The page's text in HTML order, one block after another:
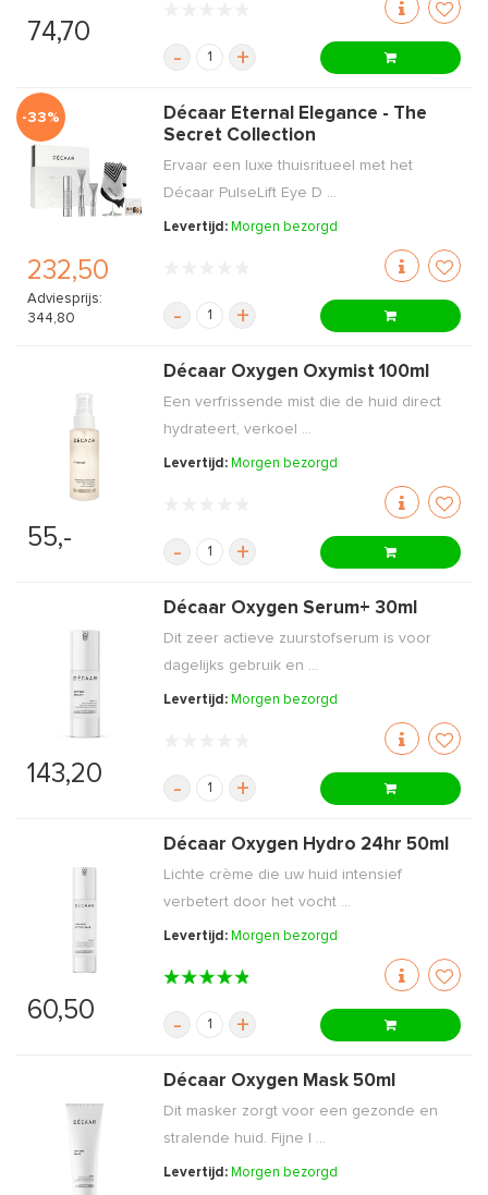
74,70
- +
-33%
232,50
Adviesprijs:
344,80
Décaar Eternal Elegance - The
Secret Collection
Ervaar een luxe thuisritueel met het
Décaar PulseLift Eye D ...
Levertijd: Morgen bezorgd
- +
55,-
Décaar Oxygen Oxymist 100ml
Een verfrissende mist die de huid direct
hydrateert, verkoel ...
Levertijd: Morgen bezorgd
- +
143,20
Décaar Oxygen Serum+ 30ml
Dit zeer actieve zuurstofserum is voor
dagelijks gebruik en ...
Levertijd: Morgen bezorgd
- +
60,50
Décaar Oxygen Hydro 24hr 50ml
Lichte crème die uw huid intensief
verbetert door het vocht ...
Levertijd: Morgen bezorgd
- +
Décaar Oxygen Mask 50ml
Dit masker zorgt voor een gezonde en
stralende huid. Fijne l ...
Levertijd: Morgen bezorgd